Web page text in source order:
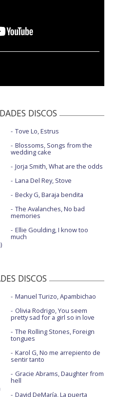
DISCOS
Tove Lo, Estrus
Blossoms, Songs from the
wedding cake
Jorja Smith, What are the odds
Lana Del Rey, Stove
Becky G, Baraja bendita
The Avalanches, No bad
memories
Ellie Goulding, I know too
much
DISCOS
Manuel Turizo, Apambichao
Olivia Rodrigo, You seem
pretty sad for a girl so in love
The Rolling Stones, Foreign
tongues
Karol G, No me arrepiento de
sentir tanto
Gracie Abrams, Daughter from
hell
David DeMaría, La puerta